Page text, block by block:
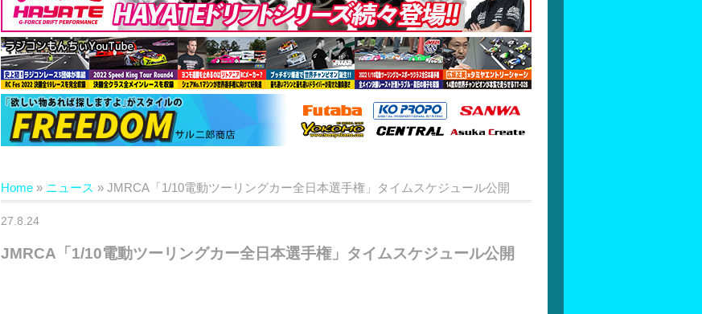
Home » ニュース » JMRCA「1/10電動ツーリングカー全日本選手権」タイムスケジュール公開
27.8.24
JMRCA「1/10電動ツーリングカー全日本選手権」タイムスケジュール公開